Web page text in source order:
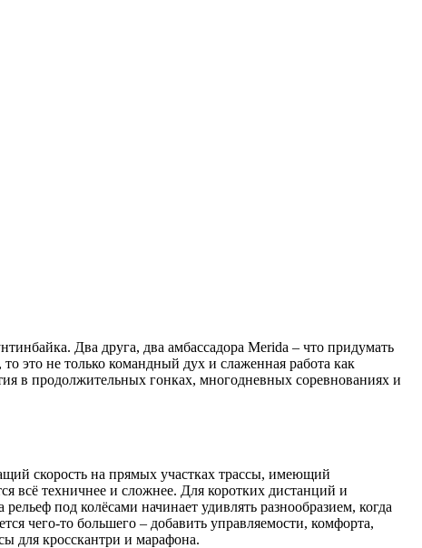
Два друга, два амбассадора Merida – что придумать
это не только командный дух и слаженная работа как
в продолжительных гонках, многодневных соревнованиях и
скорость на прямых участках трассы, имеющий
всё техничнее и сложнее. Для коротких дистанций и
под колёсами начинает удивлять разнообразием, когда
чего-то большего – добавить управляемости, комфорта,
для кросскантри и марафона.